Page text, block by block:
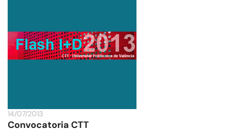
14/07/2013
Convocatoria CTT